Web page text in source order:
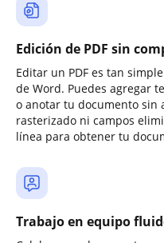
Edición de PDF sin
Editar un PDF es tan
de Word. Puedes agregar
o anotar tu documento sin
rasterizado ni campos
línea para obtener tu
Trabajo en equipo